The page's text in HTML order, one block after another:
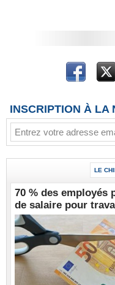
INSCRIPTION À LA
LE
70 % des employés
de salaire pour